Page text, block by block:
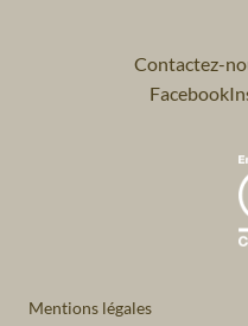
Contactez-
Facebook
Mentions légales